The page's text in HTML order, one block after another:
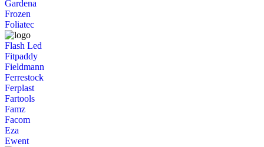
Gardena
Frozen
Foliatec
Flash Led
Fitpaddy
Fieldmann
Ferrestock
Ferplast
Fartools
Famz
Facom
Eza
Ewent